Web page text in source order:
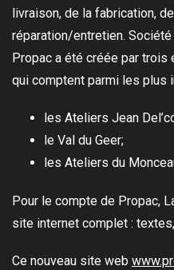
livraison, de la fabrication,
réparation/entretien.
Propac a été créée par trois
qui comptent parmi les plus
les Ateliers Jean
le Val du Geer;
les Ateliers du
Pour le compte de Propac,
site internet complet :
Ce nouveau site web